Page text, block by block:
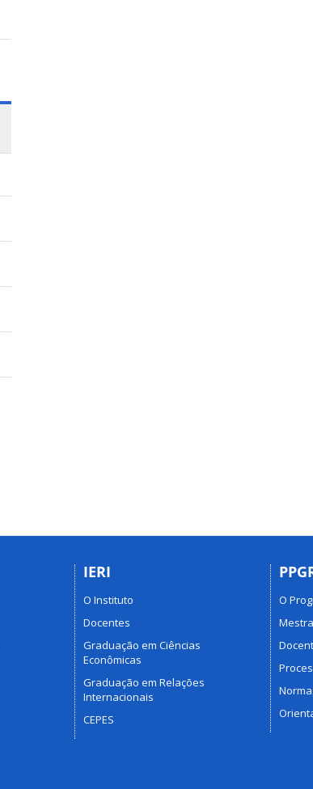
IERI
O Instituto
Docentes
Graduação em Ciências
Econômicas
Graduação em Relações
Internacionais
CEPES
O